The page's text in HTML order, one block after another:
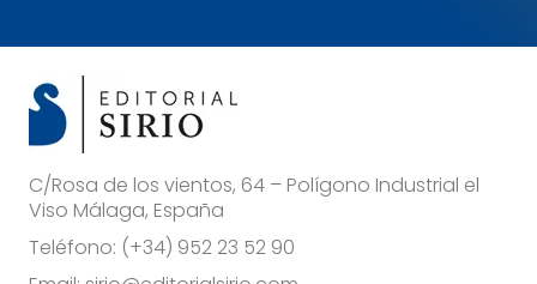
C/Rosa de los vientos, 64 – Polígono Industrial el
Viso Málaga, España
Teléfono: (+34) 952 23 52 90